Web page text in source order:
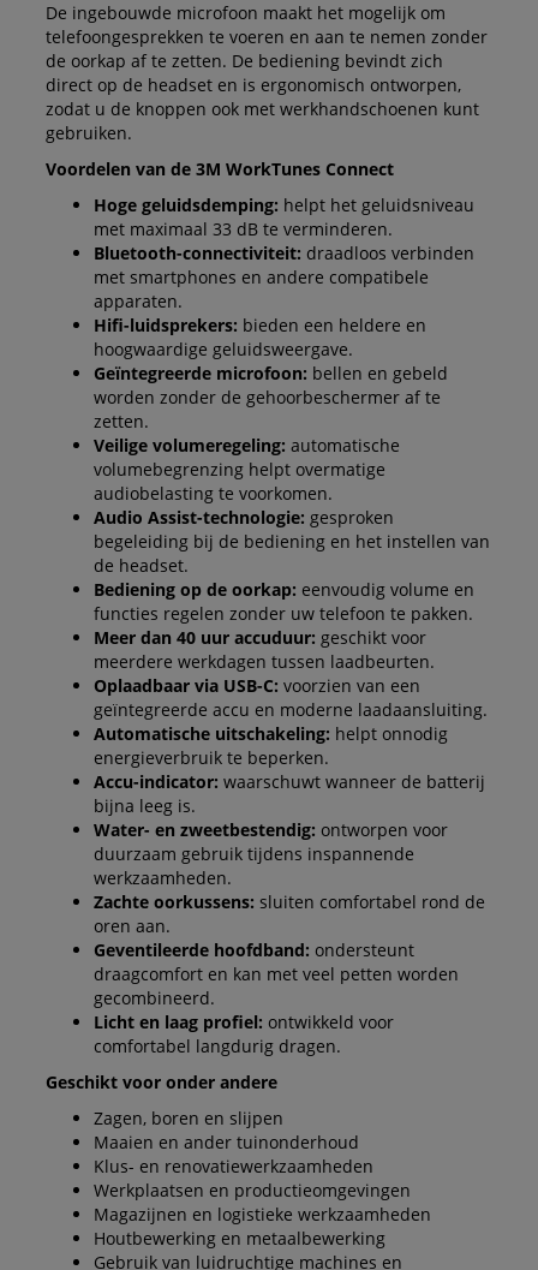
De ingebouwde microfoon maakt het mogelijk om
telefoongesprekken te voeren en aan te nemen zonder
de oorkap af te zetten. De bediening bevindt zich
direct op de headset en is ergonomisch ontworpen,
zodat u de knoppen ook met werkhandschoenen kunt
gebruiken.
Voordelen van de 3M WorkTunes Connect
Hoge geluidsdemping: helpt het geluidsniveau
met maximaal 33 dB te verminderen.
Bluetooth-connectiviteit: draadloos verbinden
met smartphones en andere compatibele
apparaten.
Hifi-luidsprekers: bieden een heldere en
hoogwaardige geluidsweergave.
Geïntegreerde microfoon: bellen en gebeld
worden zonder de gehoorbeschermer af te
zetten.
Veilige volumeregeling: automatische
volumebegrenzing helpt overmatige
audiobelasting te voorkomen.
Audio Assist-technologie: gesproken
begeleiding bij de bediening en het instellen van
de headset.
Bediening op de oorkap: eenvoudig volume en
functies regelen zonder uw telefoon te pakken.
Meer dan 40 uur accuduur: geschikt voor
meerdere werkdagen tussen laadbeurten.
Oplaadbaar via USB-C: voorzien van een
geïntegreerde accu en moderne laadaansluiting.
Automatische uitschakeling: helpt onnodig
energieverbruik te beperken.
Accu-indicator: waarschuwt wanneer de batterij
bijna leeg is.
Water- en zweetbestendig: ontworpen voor
duurzaam gebruik tijdens inspannende
werkzaamheden.
Zachte oorkussens: sluiten comfortabel rond de
oren aan.
Geventileerde hoofdband: ondersteunt
draagcomfort en kan met veel petten worden
gecombineerd.
Licht en laag profiel: ontwikkeld voor
comfortabel langdurig dragen.
Geschikt voor onder andere
Zagen, boren en slijpen
Maaien en ander tuinonderhoud
Klus- en renovatiewerkzaamheden
Werkplaatsen en productieomgevingen
Magazijnen en logistieke werkzaamheden
Houtbewerking en metaalbewerking
Gebruik van luidruchtige machines en